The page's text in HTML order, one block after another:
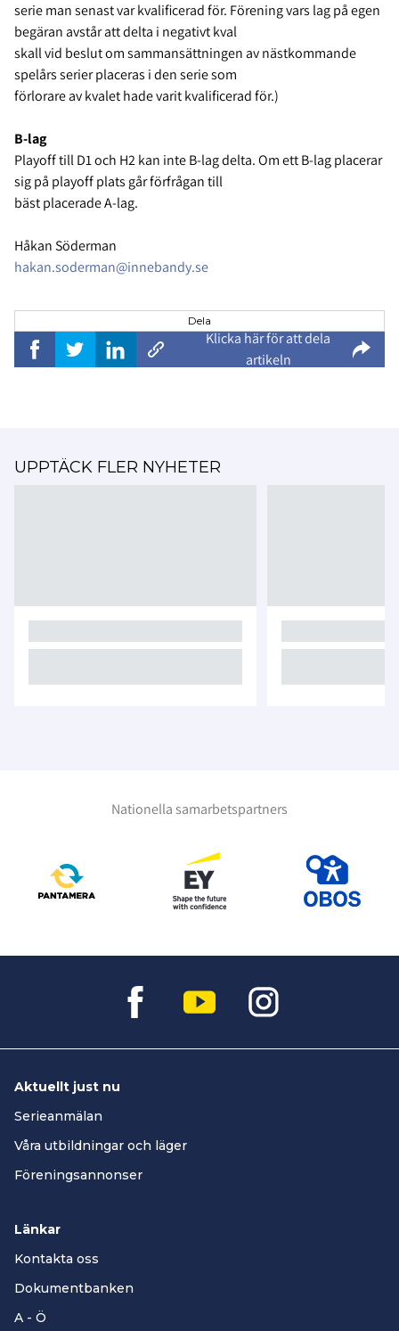
serie man senast var kvalificerad för. Förening vars lag på egen
begäran avstår att delta i negativt kval
skall vid beslut om sammansättningen av nästkommande
spelårs serier placeras i den serie som
förlorare av kvalet hade varit kvalificerad för.)
B-lag
Playoff till D1 och H2 kan inte B-lag delta. Om ett B-lag placerar
sig på playoff plats går förfrågan till
bäst placerade A-lag.
Håkan Söderman
hakan.soderman@innebandy.se
Dela
Klicka här för att dela
artikeln
UPPTÄCK FLER NYHETER
Nationella samarbetspartners
Aktuellt just nu
Serieanmälan
Våra utbildningar och läger
Föreningsannonser
Länkar
Kontakta oss
Dokumentbanken
A - Ö